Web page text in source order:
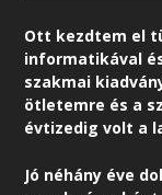
Ott kezdtem el
informatikával
szakmai
ötletemre és a
évtizedig volt a
Jó néhány éve